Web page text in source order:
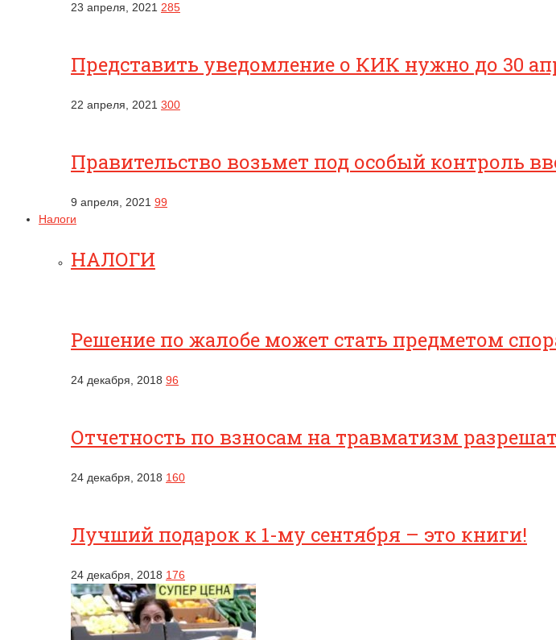
23 апреля, 2021 285
Представить уведомление о КИК нужно до 30
22 апреля, 2021 300
Правительство возьмет под особый контроль
9 апреля, 2021 99
Налоги
НАЛОГИ
Решение по жалобе может стать предметом
24 декабря, 2018 96
Отчетность по взносам на травматизм
24 декабря, 2018 160
Лучший подарок к 1-му сентября – это книги!
24 декабря, 2018 176